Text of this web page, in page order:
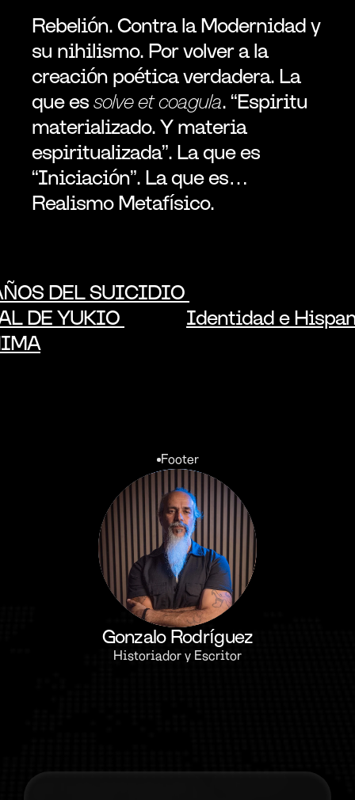
Rebelión. Contra la Modernidad y
su nihilismo. Por volver a la
creación poética verdadera. La
que es solve et coagula. “Espiritu
materializado. Y materia
espiritualizada”. La que es
“Iniciación”. La que es…
Realismo Metafísico.
DEL SUICIDIO
DE YUKIO
Identidad e
Footer
Gonzalo Rodríguez
Historiador y Escritor